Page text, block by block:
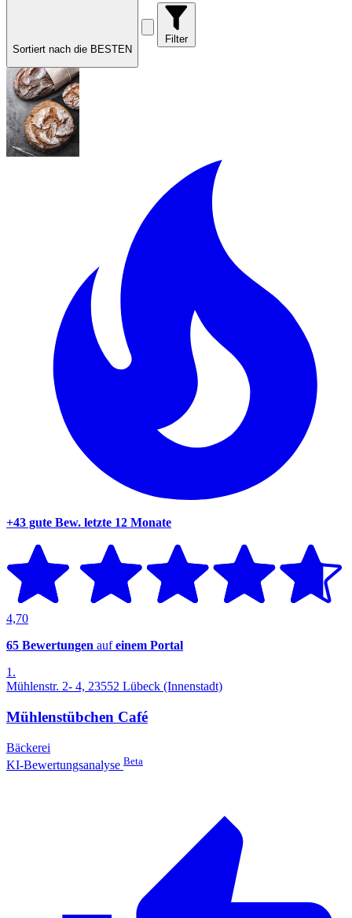
Sortiert nach die BESTEN
Filter
+43 gute Bew. letzte 12 Monate
4,70
65 Bewertungen aufeinem Portal
1.
Mühlenstr. 2- 4, 23552 Lübeck (Innenstadt)
Mühlenstübchen Café
Bäckerei
KI-Bewertungsanalyse Beta